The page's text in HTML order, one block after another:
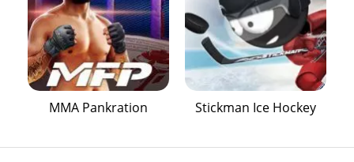
MMA Pankration Stickman Ice Hockey